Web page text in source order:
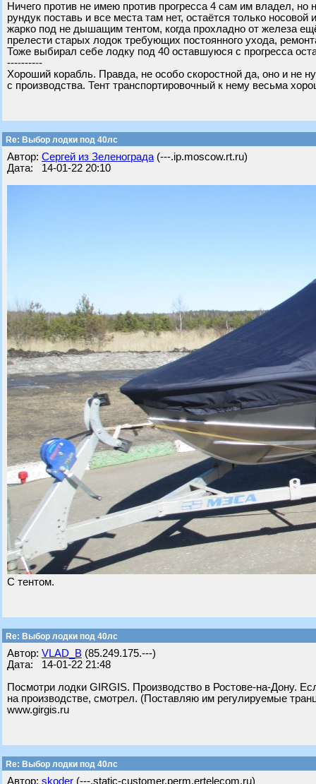
Ничего против не имею против прогресса 4 сам им владел,
рундук поставь и все места там нет, остаётся только
жарко под не дышащим тентом, когда прохладно от железа
прелести старых лодок требующих постоянного ухода,
Тоже выбирал себе лодку под 40 оставшуюся с прогресса
----------
Хороший корабль. Правда, не особо скоростной да, оно и не
с производства. Тент транспортировочный к нему весьма
Re: Выбор лодки под 40лс
Автор: Сергей из Зеленограда (---.ip.moscow.rt.ru)
Дата: 14-01-22 20:10
С тентом.
Re: Выбор лодки под 40лс
Автор: VLAD_B (85.249.175.---)
Дата: 14-01-22 21:48
Посмотри лодки GIRGIS. Производство в Ростове-на-Дону.
на производстве, смотрел. (Поставляю им регулируемые
www.girgis.ru
Re: Выбор лодки под 40лс
Автор: skoder (---.static-customer.perm.ertelecom.ru)